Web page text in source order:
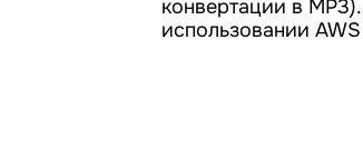
конвертации в
использовании